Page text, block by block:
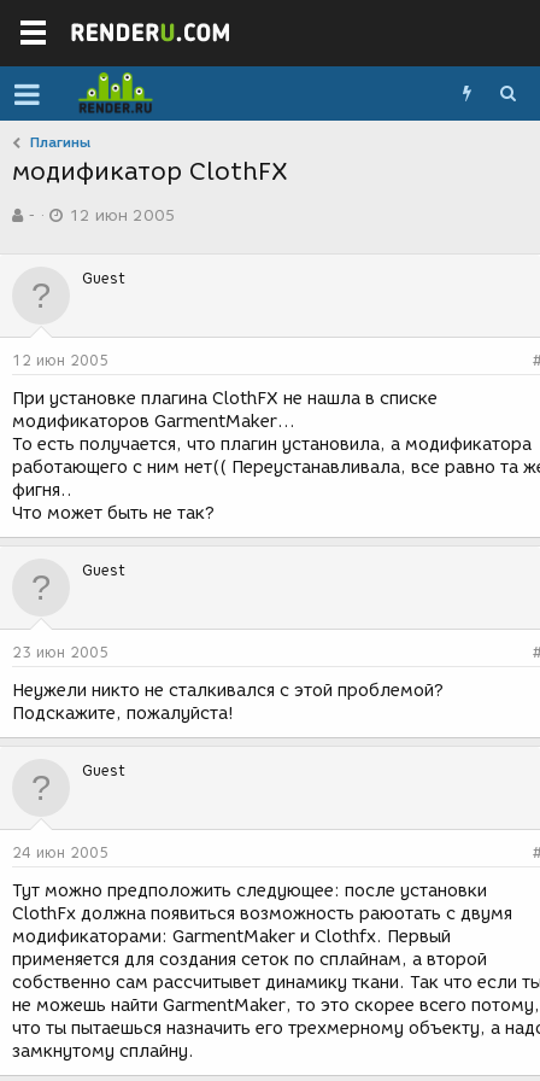
Плагины
модификатор ClothFX
в
р
м
-
а
д
н
и
я
12 июн 2005
Guest
12 июн 2005
При установке плагина ClothFX не нашла в списке
модификаторов GarmentMaker...
То есть получается, что плагин установила, а модификатора
работающего с ним нет(( Переустанавливала, все равно та
фигня..
Что может быть не так?
Guest
23 июн 2005
Неужели никто не сталкивался с этой проблемой?
Подскажите, пожалуйста!
Guest
24 июн 2005
Тут можно предположить следующее: после установки
ClothFx должна появиться возможность раюотать с двумя
модификаторами: GarmentMaker и Clothfx. Первый
применяется для создания сеток по сплайнам, а второй
собственно сам рассчитывет динамику ткани. Так что если
не можешь найти GarmentMaker, то это скорее всего потому,
что ты пытаешься назначить его трехмерному объекту, а
замкнутому сплайну.